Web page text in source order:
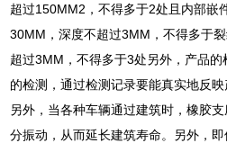
超过150MM2，不得多于2处且内部嵌
30MM，深度不超过3MM，不得多于
超过3MM，不得多于3处另外，产品
的检测，通过检测记录要能真实地反映
另外，当各种车辆通过建筑时，橡胶
分振动，从而延长建筑寿命。另外，